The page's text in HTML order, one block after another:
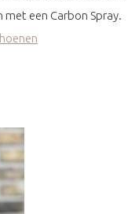
met een Carbon Spray.